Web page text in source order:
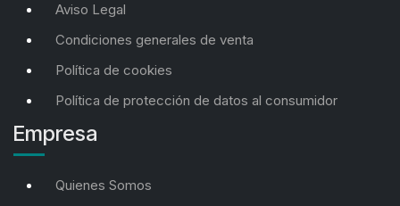
Aviso Legal
Condiciones generales de venta
Política de cookies
Política de protección de datos al consumidor
Empresa
Quienes Somos